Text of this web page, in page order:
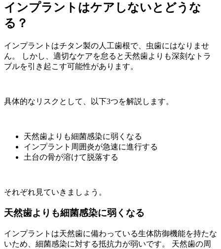
インプラントはケアしないとどうな
る？
インプラントはチタン製の人工歯根で、虫歯にはなりませ
ん。 しかし、適切なケアを怠ると天然歯よりも深刻なトラ
ブルを引き起こす可能性があります。
具体的なリスクとして、以下3つを解説します。
天然歯よりも細菌感染に弱くなる
インプラント周囲炎が急速に進行する
土台の骨が溶けて脱落する
それぞれ見ていきましょう。
天然歯よりも細菌感染に弱くなる
インプラントは天然歯に備わっている生体防御機能を持たな
いため、細菌感染に対する抵抗力が弱いです。 天然歯の周